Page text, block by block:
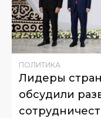
ПОЛИТИКА
Лидеры
обсудили